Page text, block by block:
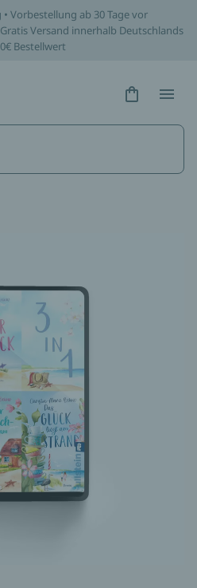
Vorbestellung ab 30 Tage vor
Versand innerhalb Deutschlands
Bestellwert
Hidden